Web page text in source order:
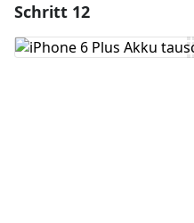
Kommentar
Schritt 12